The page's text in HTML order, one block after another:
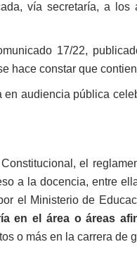
vía secretaría, a
17/22,
hace constar que
audiencia pública
el
a la docencia, entre
el Ministerio de
en el área o áreas
o más en la carrera de